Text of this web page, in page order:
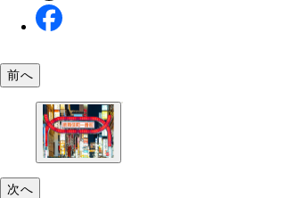
前へ
次へ